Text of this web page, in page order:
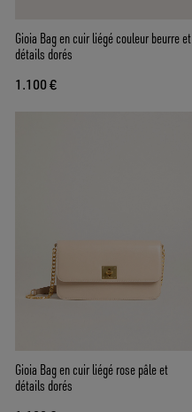
Gioia Bag en cuir liégé couleur beurre et
détails dorés
1.100 €
Gioia Bag en cuir liégé rose pâle et
détails dorés